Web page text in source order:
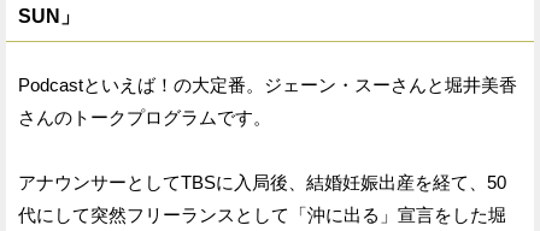
SUN」
Podcastといえば！の大定番。ジェーン・スーさんと堀井美香
さんのトークプログラムです。
アナウンサーとしてTBSに入局後、結婚妊娠出産を経て、50
代にして突然フリーランスとして「沖に出る」宣言をした堀